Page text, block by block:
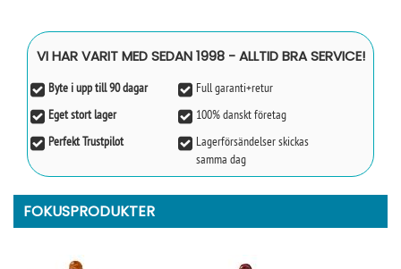
VI HAR VARIT MED SEDAN 1998 - ALLTID BRA SERVICE!
Byte i upp till 90 dagar
Full garanti+retur
Eget stort lager
100% danskt företag
Perfekt Trustpilot
Lagerförsändelser skickas
samma dag
FOKUSPRODUKTER